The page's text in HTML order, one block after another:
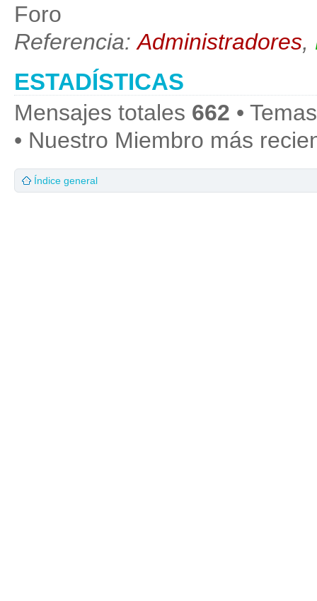
Foro
Referencia:Administradores,
ESTADÍSTICAS
Mensajes totales 662 •
• Nuestro Miembro más
Índice general